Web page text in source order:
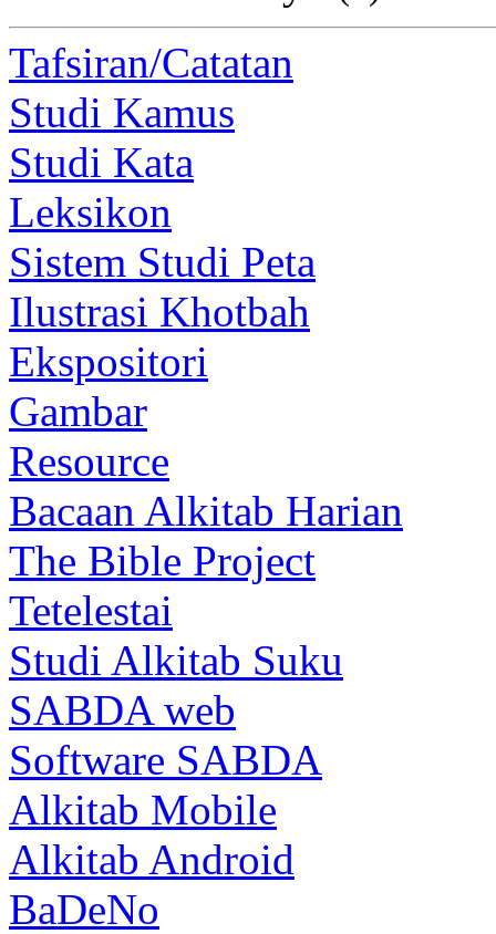
Tafsiran/Catatan
Studi Kamus
Studi Kata
Leksikon
Sistem Studi Peta
Ilustrasi Khotbah
Ekspositori
Gambar
Resource
Bacaan Alkitab Harian
The Bible Project
Tetelestai
Studi Alkitab Suku
SABDA web
Software SABDA
Alkitab Mobile
Alkitab Android
BaDeNo